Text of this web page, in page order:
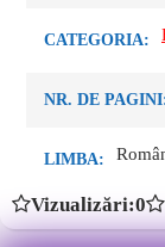
CATEGORIA:
NR. DE
LIMBA:
Vizualizări:0